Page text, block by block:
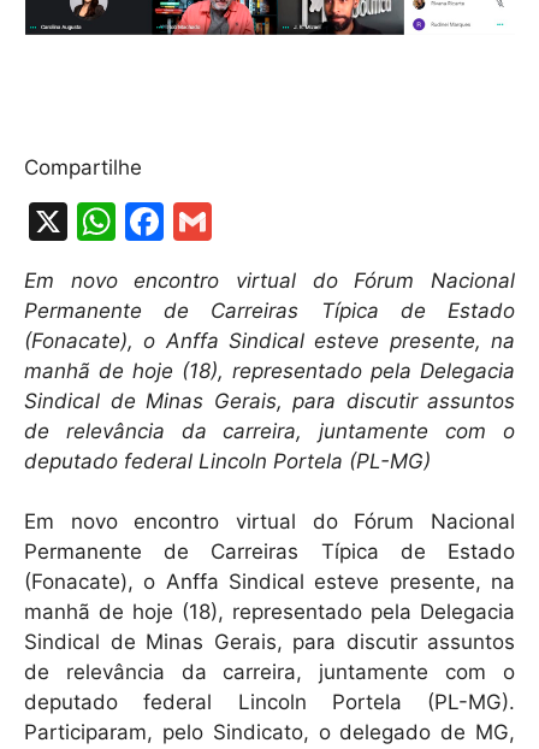
Compartilhe
X
W
at
s
A
p
p
F
c
e
b
o
o
ai
l
Em novo encontro virtual do Fórum Nacional
Permanente de Carreiras Típica de Estado
(Fonacate), o Anffa Sindical esteve presente, na
manhã de hoje (18), representado pela Delegacia
Sindical de Minas Gerais, para discutir assuntos
de relevância da carreira, juntamente com o
deputado federal Lincoln Portela (PL-MG)
Em novo encontro virtual do Fórum Nacional
Permanente de Carreiras Típica de Estado
(Fonacate), o Anffa Sindical esteve presente, na
manhã de hoje (18), representado pela Delegacia
Sindical de Minas Gerais, para discutir assuntos
de relevância da carreira, juntamente com o
deputado federal Lincoln Portela (PL-MG).
Participaram, pelo Sindicato, o delegado de MG,